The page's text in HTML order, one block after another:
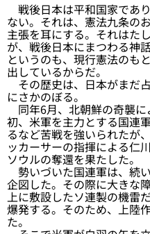
戦後日本は平和国家であ
ない。それは、憲法九条の
主張を耳にする。それはた
が、戦後日本にまつわる神
というのも、現行憲法のも
出しているからだ。
その歴史は、日本がまだ
にさかのぼる。
同年6月、北朝鮮の奇襲
初、米軍を主力とする国連
るなど苦戦を強いられたが
ッカーサーの指揮による仁
ソウルの奪還を果たした。
勢いづいた国連軍は、続
企図した。その際に大きな
上に敷設したソ連製の機雷
爆発する。そのため、上陸
た。